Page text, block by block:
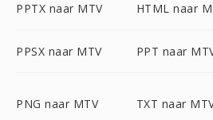
PPTX naar MTV HTML naar
PPSX naar MTV PPT naar
PNG naar MTV TXT naar